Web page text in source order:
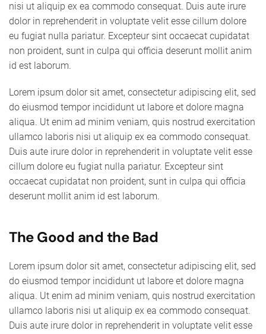
nisi ut aliquip ex ea commodo consequat. Duis aute irure
dolor in reprehenderit in voluptate velit esse cillum dolore
eu fugiat nulla pariatur. Excepteur sint occaecat cupidatat
non proident, sunt in culpa qui officia deserunt mollit anim
id est laborum.
Lorem ipsum dolor sit amet, consectetur adipiscing elit, sed
do eiusmod tempor incididunt ut labore et dolore magna
aliqua. Ut enim ad minim veniam, quis nostrud exercitation
ullamco laboris nisi ut aliquip ex ea commodo consequat.
Duis aute irure dolor in reprehenderit in voluptate velit esse
cillum dolore eu fugiat nulla pariatur. Excepteur sint
occaecat cupidatat non proident, sunt in culpa qui officia
deserunt mollit anim id est laborum.
The Good and the Bad
Lorem ipsum dolor sit amet, consectetur adipiscing elit, sed
do eiusmod tempor incididunt ut labore et dolore magna
aliqua. Ut enim ad minim veniam, quis nostrud exercitation
ullamco laboris nisi ut aliquip ex ea commodo consequat.
Duis aute irure dolor in reprehenderit in voluptate velit esse